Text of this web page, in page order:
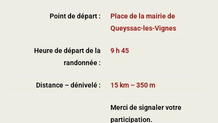
Point de départ :
Place de la mairie de
Queyssac-les-Vignes
Heure de départ de la
randonnée :
9 h 45
Distance – dénivelé : 15 km – 350 m
Merci de signaler votre
participation.